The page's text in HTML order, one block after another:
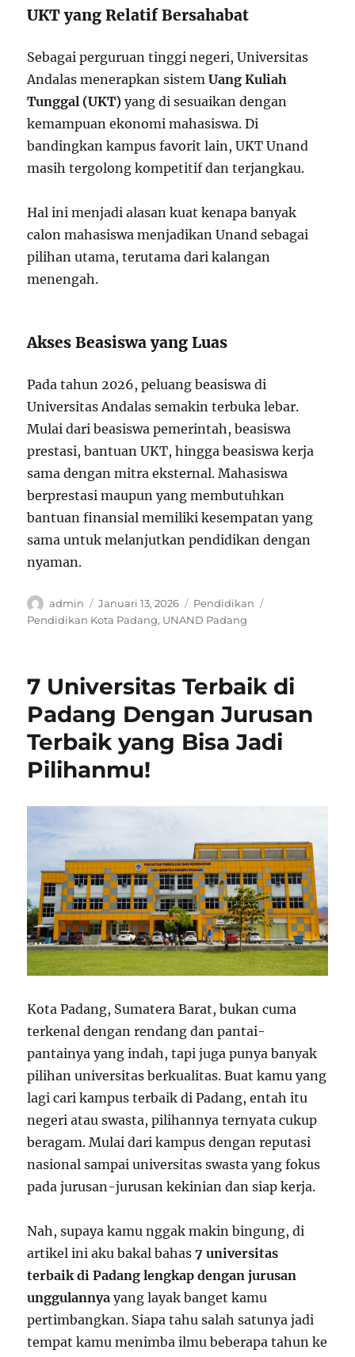
UKT yang Relatif Bersahabat
Sebagai perguruan tinggi negeri, Universitas
Andalas menerapkan sistemUang Kuliah
Tunggal (UKT) yang di sesuaikan dengan
kemampuan ekonomi mahasiswa. Di
bandingkan kampus favorit lain, UKT Unand
masih tergolong kompetitif dan terjangkau.
Hal ini menjadi alasan kuat kenapa banyak
calon mahasiswa menjadikan Unand sebagai
pilihan utama, terutama dari kalangan
menengah.
Akses Beasiswa yang Luas
Pada tahun 2026, peluang beasiswa di
Universitas Andalas semakin terbuka lebar.
Mulai dari beasiswa pemerintah, beasiswa
prestasi, bantuan UKT, hingga beasiswa kerja
sama dengan mitra eksternal. Mahasiswa
berprestasi maupun yang membutuhkan
bantuan finansial memiliki kesempatan yang
sama untuk melanjutkan pendidikan dengan
nyaman.
Author
admin
Posted
on
Januari 13, 2026 Categories
Pendidikan
Pendidikan Kota Padang, UNAND Padang
7 Universitas Terbaik di
Padang Dengan Jurusan
Terbaik yang Bisa Jadi
Pilihanmu!
Kota Padang, Sumatera Barat, bukan cuma
terkenal dengan rendang dan pantai-
pantainya yang indah, tapi juga punya banyak
pilihan universitas berkualitas. Buat kamu yang
lagi cari kampus terbaik di Padang, entah itu
negeri atau swasta, pilihannya ternyata cukup
beragam. Mulai dari kampus dengan reputasi
nasional sampai universitas swasta yang fokus
pada jurusan-jurusan kekinian dan siap kerja.
Nah, supaya kamu nggak makin bingung, di
artikel ini aku bakal bahas7 universitas
terbaik di Padang lengkap dengan jurusan
unggulannya yang layak banget kamu
pertimbangkan. Siapa tahu salah satunya jadi
tempat kamu menimba ilmu beberapa tahun ke